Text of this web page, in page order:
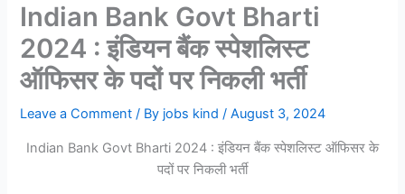
Indian Bank Govt Bharti
2024 : इंडियन बैंक स्पेशलिस्ट
ऑफिसर के पदों पर निकली भर्ती
Leave a Comment / By jobs kind/August 3, 2024
Indian Bank Govt Bharti 2024 : इंडियन बैंक स्पेशलिस्ट ऑफिसर के
पदों पर निकली भर्ती